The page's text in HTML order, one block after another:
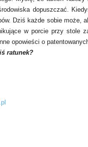
dopuszczać.
Dziś każde sobie może,
w porcie przy stole
opowieści o
ratunek?